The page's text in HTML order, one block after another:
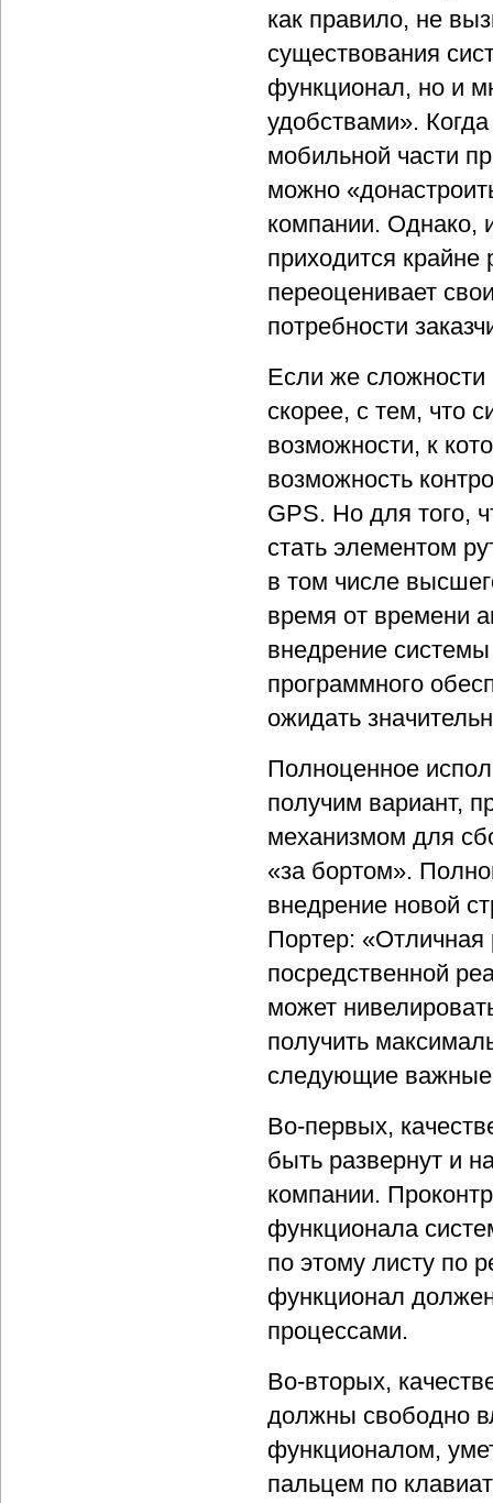
как правило, не
существования
функционал, но и
удобствами».
мобильной части
можно
компании. Однако,
приходится крайне
переоценивает
потребности
Если же сложности
скорее, с тем, что
возможности, к
возможность
GPS. Но для того,
стать элементом
в том числе
время от времени
внедрение системы
программного
ожидать
Полноценное
получим вариант,
механизмом для
«за бортом».
внедрение новой
Портер: «Отличная
посредственной
может
получить
следующие
Во-первых,
быть развернут и
компании.
функционала
по этому листу по
функционал
процессами.
Во-вторых,
должны свободно
функционалом,
пальцем по